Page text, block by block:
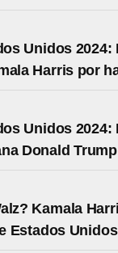
Unidos
Harris por
Unidos
Donald Trump
Kamala
Estados Unidos